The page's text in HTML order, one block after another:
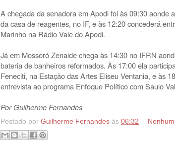
A chegada da senadora em Apodi foi às 09:30 aonde
da casa de reagentes, no IF, e às 12:20 concederá
Marinho na Rádio Vale do Apodi.
Já em Mossoró Zenaide chega às 14:30 no IFRN
bateria de banheiros reformados. Às 17:00 ela
Feneciti, na Estação das Artes Eliseu Ventania, e às
entrevista ao programa Enfoque Político com Saulo
Por Guilherme Fernandes
Postado por Guilherme Fernandes às 06:32